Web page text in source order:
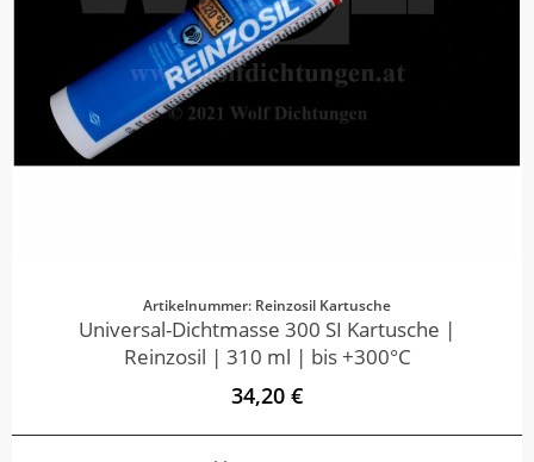
Artikelnummer: Reinzosil Kartusche
Universal-Dichtmasse 300 SI Kartusche |
Reinzosil | 310 ml | bis +300°C
34,20 €